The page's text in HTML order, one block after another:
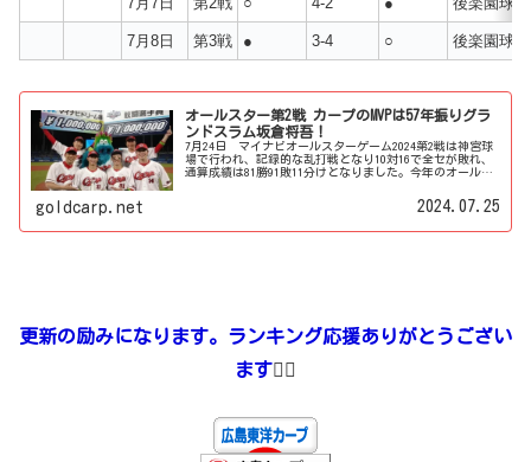
7月8日 第3戦 ● 3-4 ○ 後楽園球場
オールスター第2戦 カープのMVPは57年振りグラ
ンドスラム坂倉将吾！
7月24日 マイナビオールスターゲーム2024第2戦は神宮球
場で行われ、記録的な乱打戦となり10対16で全セが敗れ、
通算成績は81勝91敗11分けとなりました。今年のオールス
合いましたね。第2戦は両チーム合わせて44安打は新記録。
全パの28安打16得点も新記録。MVPとなったロッテの佐藤都
goldcarp.net 2024.07.25
更新の励みになります。ランキング応援ありがとうござい
ます🙇‍♂️